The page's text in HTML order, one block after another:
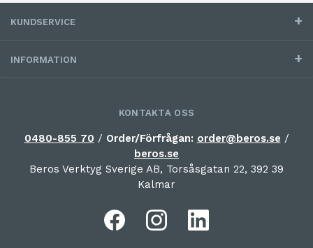
KUNDSERVICE
INFORMATION
KONTAKTA OSS
0480-855 70 / Order/Förfrågan: order@beros.se /
beros.se
Beros Verktyg Sverige AB, Torsåsgatan 22, 392 39
Kalmar